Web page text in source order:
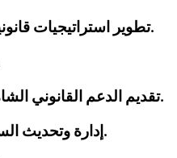
4. تطوير استراتيجيات قانونية مبتكرة لحل النزاعات وتجنب المخاطر القانونية.
6. تقديم الدعم القانوني الشامل للكيانات التجارية في جميع مراحل دورة حياتها.
7. إدارة وتحديث السجلات القانونية بما يتوافق مع المتطلبات القانونية.